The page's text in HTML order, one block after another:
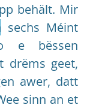
behält. Mir
sechs Méint
e bëssen
drëms geet,
awer, datt
sinn an et